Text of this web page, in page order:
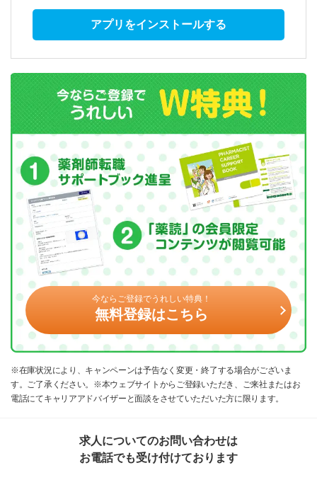
アプリをインストールする
今ならご登録でうれしい特典！
無料登録はこちら
※在庫状況により、キャンペーンは予告なく変更・終了する場合がございま
す。ご了承ください。※本ウェブサイトからご登録いただき、ご来社またはお
電話にてキャリアアドバイザーと面談をさせていただいた方に限ります。
求人についてのお問い合わせは
お電話でも受け付けております